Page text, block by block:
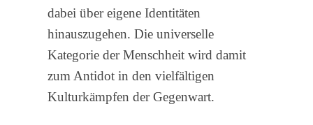
dabei über eigene Identitäten
hinauszugehen. Die universelle
Kategorie der Menschheit wird damit
zum Antidot in den vielfältigen
Kulturkämpfen der Gegenwart.